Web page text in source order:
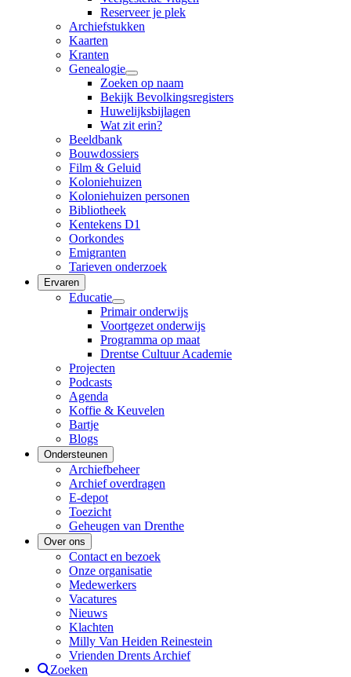
Reserveer je plek
Archiefstukken
Kaarten
Kranten
Genealogie
Zoeken op naam
Bekijk Bevolkingsregisters
Huwelijksbijlagen
Wat zit erin?
Beeldbank
Bouwdossiers
Film & Geluid
Koloniehuizen
Koloniehuizen personen
Bibliotheek
Kentekens D1
Oorkondes
Emigranten
Tarieven onderzoek
Ervaren
Educatie
Primair onderwijs
Voortgezet onderwijs
Programma op maat
Drentse Cultuur Academie
Projecten
Podcasts
Agenda
Koffie & Keuvelen
Bartje
Blogs
Ondersteunen
Archiefbeheer
Archief overdragen
E-depot
Toezicht
Geheugen van Drenthe
Over ons
Contact en bezoek
Onze organisatie
Medewerkers
Vacatures
Nieuws
Klachten
Milly Van Heiden Reinestein
Vrienden Drents Archief
Zoeken